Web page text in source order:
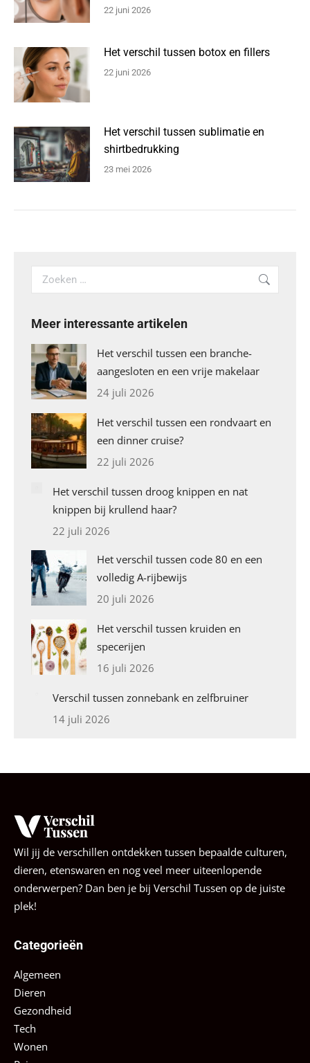
22 juni 2026
Het verschil tussen botox en fillers
22 juni 2026
Het verschil tussen sublimatie en
shirtbedrukking
23 mei 2026
Search:
Meer interessante artikelen
Het verschil tussen een branche-
aangesloten en een vrije makelaar
24 juli 2026
Het verschil tussen een rondvaart en
een dinner cruise?
22 juli 2026
Het verschil tussen droog knippen en nat
knippen bij krullend haar?
22 juli 2026
Het verschil tussen code 80 en een
volledig A-rijbewijs
20 juli 2026
Het verschil tussen kruiden en
specerijen
16 juli 2026
Verschil tussen zonnebank en zelfbruiner
14 juli 2026
Wil jij de verschillen ontdekken tussen bepaalde culturen,
dieren, etenswaren en nog veel meer uiteenlopende
onderwerpen? Dan ben je bij Verschil Tussen op de juiste
plek!
Categorieën
Algemeen
Dieren
Gezondheid
Tech
Wonen